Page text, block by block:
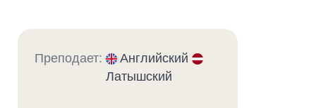
Преподает:
Английский
Латышский